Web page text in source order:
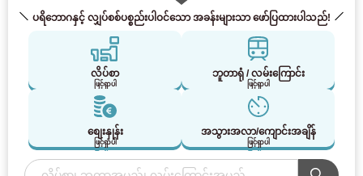
ပရိဘောဂနှင့် လျှပ်စစ်ပစ္စည်းပါဝင်သော အခန်းများသာ ဖော်ပြထားပါသည်!
လိပ်စာ
ဖြင့်ရှာပါ
ဘူတာရုံ / လမ်းကြောင်း
ဖြင့်ရှာပါ
စျေးနှုန်း
ဖြင့်ရှာပါ
အသွားအလာ/ကျောင်းအချိန်
ဖြင့်ရှာပါ